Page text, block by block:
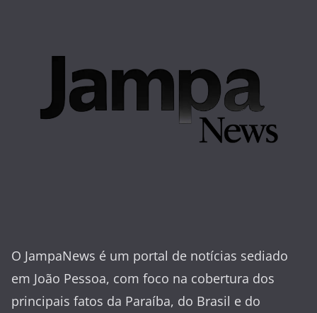
O JampaNews é um portal de notícias sediado
em João Pessoa, com foco na cobertura dos
principais fatos da Paraíba, do Brasil e do